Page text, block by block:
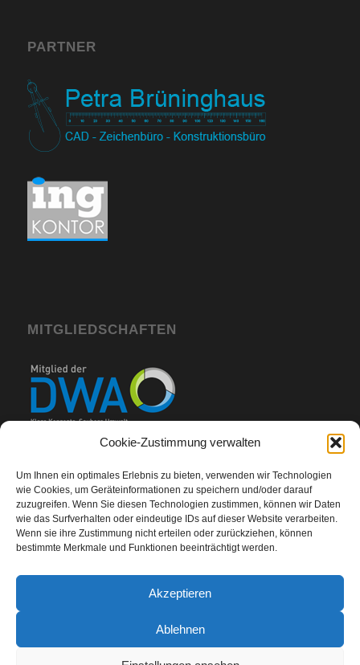
Cookie-Zustimmung verwalten
Um Ihnen ein optimales Erlebnis zu bieten, verwenden wir Technologien
wie Cookies, um Geräteinformationen zu speichern und/oder darauf
zuzugreifen. Wenn Sie diesen Technologien zustimmen, können wir Daten
wie das Surfverhalten oder eindeutige IDs auf dieser Website verarbeiten.
Wenn sie ihre Zustimmung nicht erteilen oder zurückziehen, können
bestimmte Merkmale und Funktionen beeinträchtigt werden.
Akzeptieren
Ablehnen
PARTNER
MITGLIEDSCHAFTEN